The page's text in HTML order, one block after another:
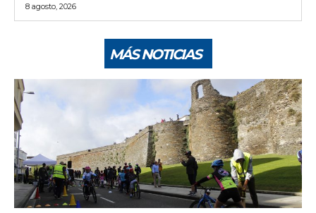
8 agosto, 2026
MÁS NOTICIAS